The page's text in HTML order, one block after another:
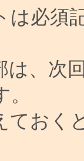
は必須
は、次
ておく